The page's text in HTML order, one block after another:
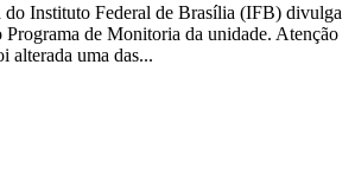
do Instituto Federal de Brasília (IFB) divulga
de Monitoria da unidade. Atenção
alterada uma das...